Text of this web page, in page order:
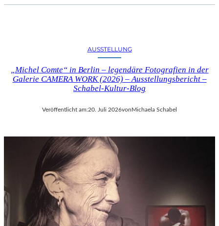
AUSSTELLUNG
„Michel Comte“ in Berlin – legendäre Fotografien in der
Galerie CAMERA WORK (2026) – Ausstellungsbericht –
Schabel-Kultur-Blog
Veröffentlicht am:20. Juli 2026von Michaela Schabel